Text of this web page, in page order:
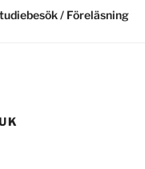
/ Föreläsning